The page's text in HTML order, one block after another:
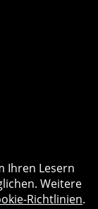
Ihren Lesern
Weitere
Richtlinien.